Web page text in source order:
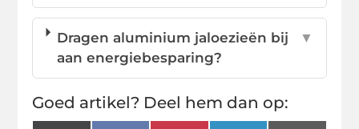
Dragen aluminium jaloezieën bij
aan energiebesparing?
▼
Goed artikel? Deel hem dan op: